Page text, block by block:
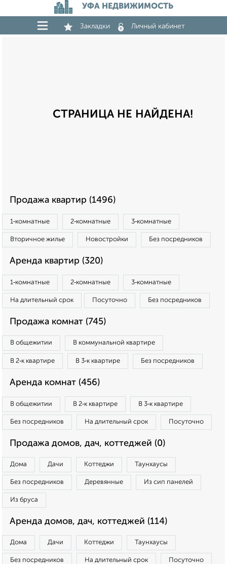
УФА НЕДВИЖИМОСТЬ
Закладки Личный кабинет
СТРАНИЦА НЕ НАЙДЕНА!
Продажа квартир (1496)
1‑комнатные 2‑комнатные 3‑комнатные
Вторичное жилье Новостройки Без посредников
Аренда квартир (320)
1‑комнатные 2‑комнатные 3‑комнатные
На длительный срок Посуточно Без посредников
Продажа комнат (745)
В общежитии В коммунальной квартире
В 2‑к квартире В 3‑к квартире Без посредников
Аренда комнат (456)
В общежитии В 2‑к квартире В 3‑к квартире
Без посредников На длительный срок Посуточно
Продажа домов, дач, коттеджей (0)
Дома Дачи Коттеджи Таунхаусы
Без посредников Деревянные Из сип панелей
Из бруса
Аренда домов, дач, коттеджей (114)
Дома Дачи Коттеджи Таунхаусы
Без посредников На длительный срок Посуточно